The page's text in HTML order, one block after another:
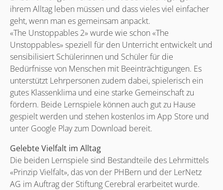
ihrem Alltag leben müssen und dass vieles viel einfacher
geht, wenn man es gemeinsam anpackt.
«The Unstoppables 2» wurde wie schon «The
Unstoppables» speziell für den Unterricht entwickelt und
sensibilisiert Schülerinnen und Schüler für die
Bedürfnisse von Menschen mit Beeinträchtigungen. Es
unterstützt Lehrpersonen zudem dabei, spielerisch ein
gutes Klassenklima und eine starke Gemeinschaft zu
fördern. Beide Lernspiele können auch gut zu Hause
gespielt werden und stehen kostenlos im App Store und
unter Google Play zum Download bereit.
Gelebte Vielfalt im Alltag
Die beiden Lernspiele sind Bestandteile des Lehrmittels
«Prinzip Vielfalt», das von der PHBern und der LerNetz
AG im Auftrag der Stiftung Cerebral erarbeitet wurde.